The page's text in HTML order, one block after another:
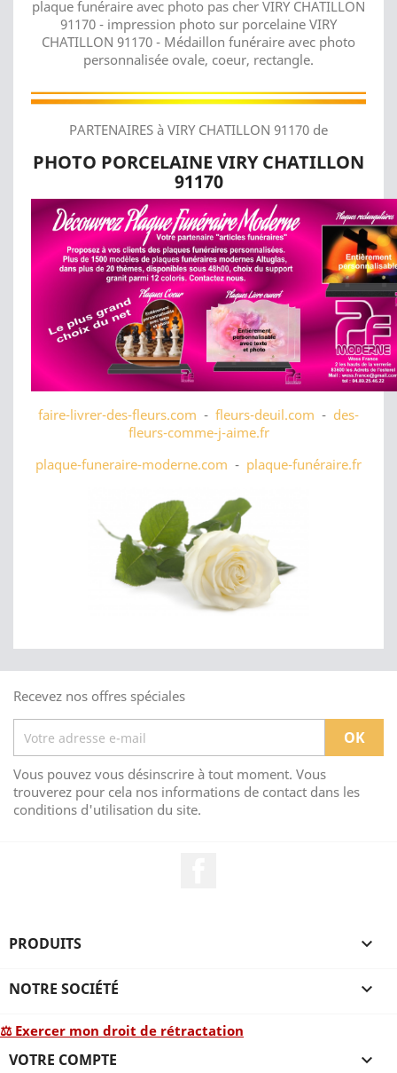
plaque funéraire avec photo pas cher VIRY CHATILLON
91170 - impression photo sur porcelaine VIRY
CHATILLON 91170 - Médaillon funéraire avec photo
personnalisée ovale, coeur, rectangle.
PARTENAIRES à VIRY CHATILLON 91170 de
PHOTO PORCELAINE VIRY CHATILLON
91170
faire-livrer-des-fleurs.com - fleurs-deuil.com - des-
fleurs-comme-j-aime.fr
plaque-funeraire-moderne.com - plaque-funéraire.fr
Recevez nos offres spéciales
Vous pouvez vous désinscrire à tout moment. Vous
trouverez pour cela nos informations de contact dans les
conditions d'utilisation du site.
PRODUITS 
NOTRE SOCIÉTÉ 
⚖ Exercer mon droit de rétractation
VOTRE COMPTE 